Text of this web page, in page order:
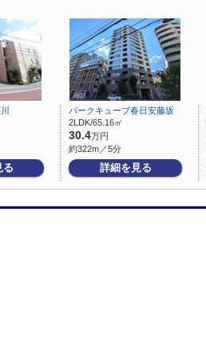
る
パークキューブ春日安藤坂
2LDK/65.16㎡
30.4万円
約322m／5分
詳細を見る